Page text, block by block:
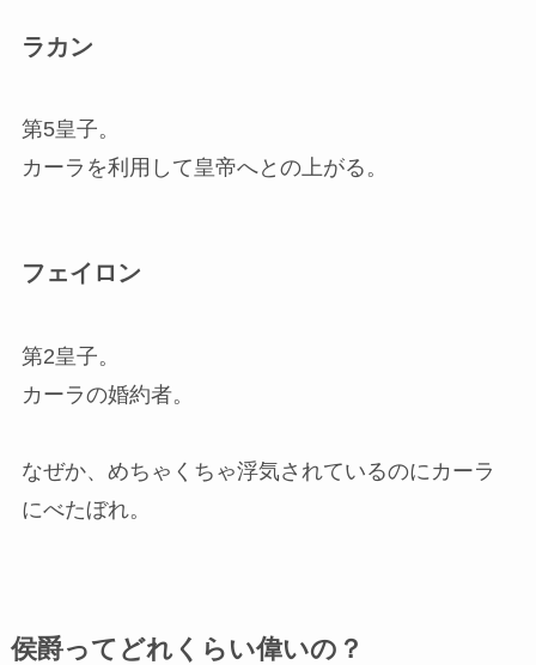
ラカン
第5皇子。
カーラを利用して皇帝へとの上がる。
フェイロン
第2皇子。
カーラの婚約者。
なぜか、めちゃくちゃ浮気されているのにカーラ
にべたぼれ。
侯爵ってどれくらい偉いの？